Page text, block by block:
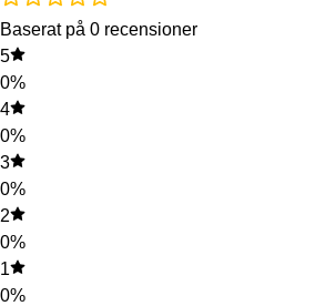
Baserat på 0 recensioner
5
0%
4
0%
3
0%
2
0%
1
0%